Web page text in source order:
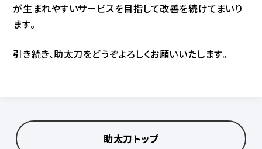
が生まれやすいサービスを目指して改善を続けてまいり
ます。
引き続き、助太刀をどうぞよろしくお願いいたします。
助太刀トップ